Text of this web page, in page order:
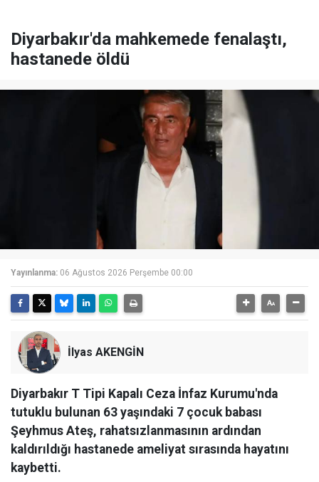
Diyarbakır'da mahkemede fenalaştı,
hastanede öldü
Yayınlanma: 06 Ağustos 2026 Perşembe 00:00
İlyas AKENGİN
Diyarbakır T Tipi Kapalı Ceza İnfaz Kurumu'nda
tutuklu bulunan 63 yaşındaki 7 çocuk babası
Şeyhmus Ateş, rahatsızlanmasının ardından
kaldırıldığı hastanede ameliyat sırasında hayatını
kaybetti.